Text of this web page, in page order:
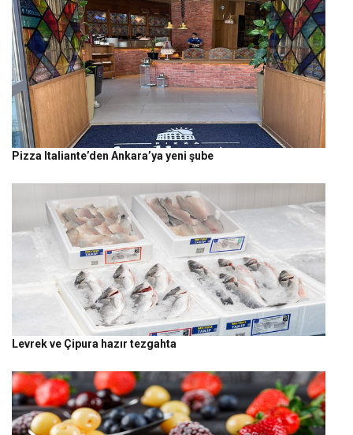
Pizza Italiante’den Ankara’ya yeni şube
Levrek ve Çipura hazır tezgahta